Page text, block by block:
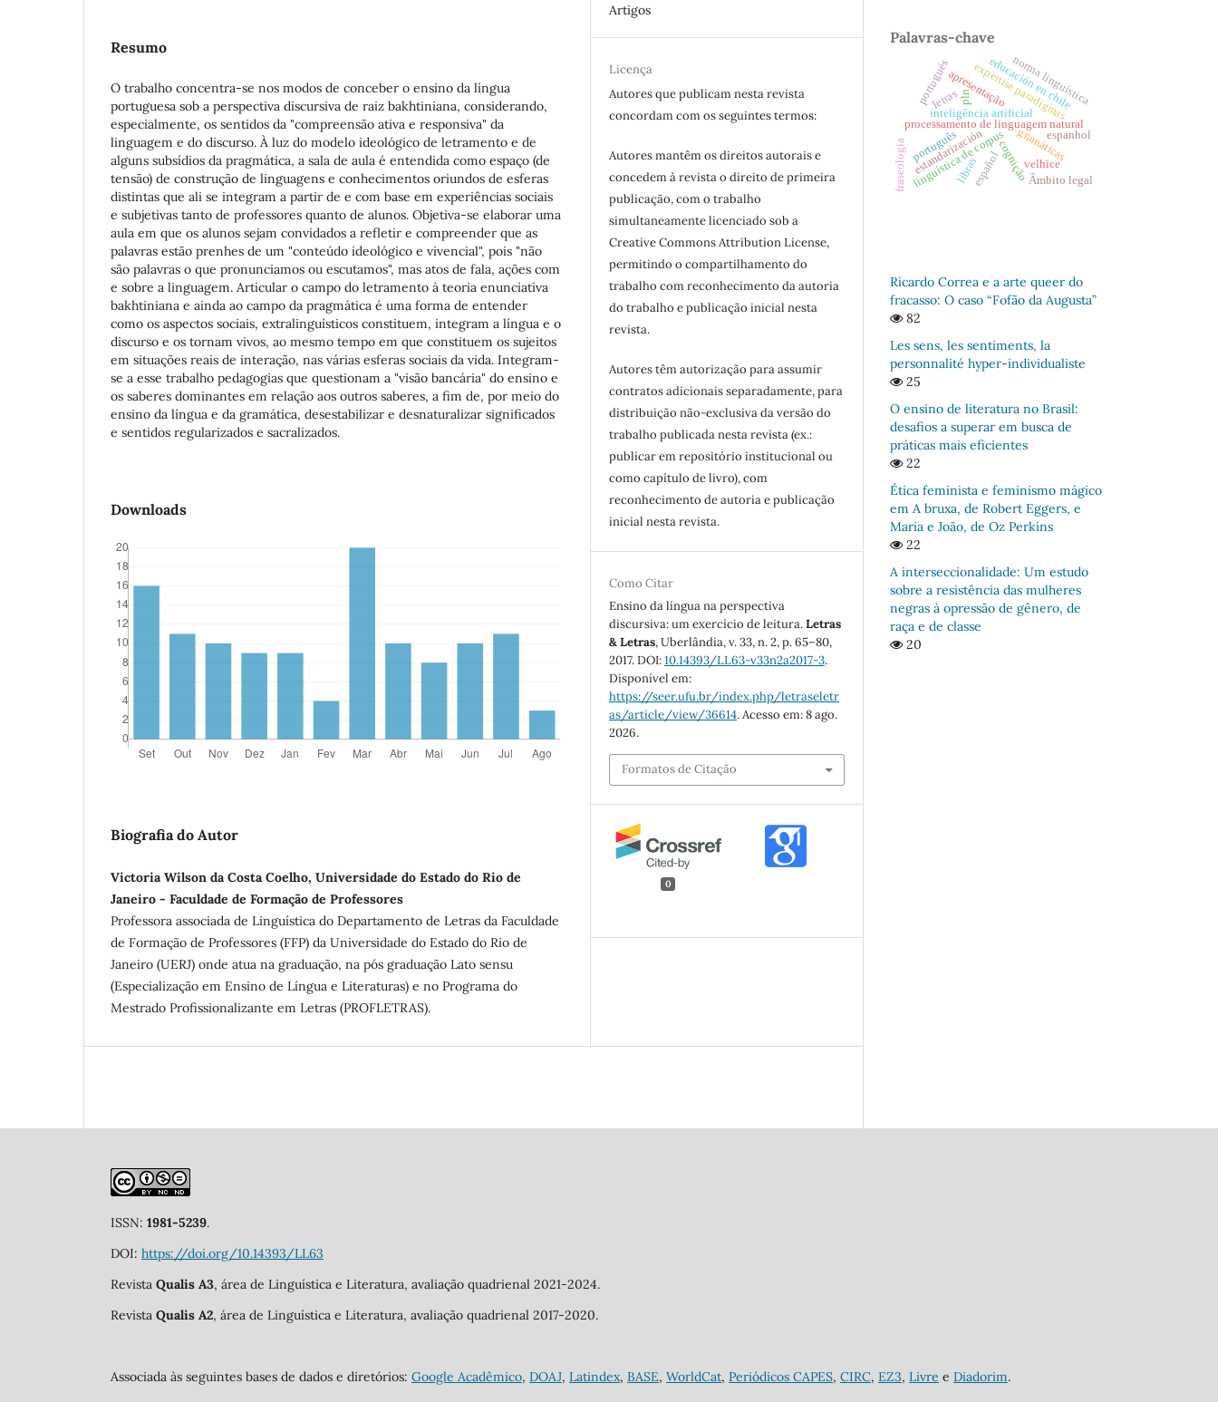
Resumo
O trabalho concentra-se nos modos de conceber o ensino da língua
portuguesa sob a perspectiva discursiva de raiz bakhtiniana, considerando,
especialmente, os sentidos da "compreensão ativa e responsiva" da
linguagem e do discurso. À luz do modelo ideológico de letramento e de
alguns subsídios da pragmática, a sala de aula é entendida como espaço (de
tensão) de construção de linguagens e conhecimentos oriundos de esferas
distintas que ali se integram a partir de e com base em experiências sociais
e subjetivas tanto de professores quanto de alunos. Objetiva-se elaborar uma
aula em que os alunos sejam convidados a refletir e compreender que as
palavras estão prenhes de um "conteúdo ideológico e vivencial", pois "não
são palavras o que pronunciamos ou escutamos", mas atos de fala, ações com
e sobre a linguagem. Articular o campo do letramento à teoria enunciativa
bakhtiniana e ainda ao campo da pragmática é uma forma de entender
como os aspectos sociais, extralinguísticos constituem, integram a língua e o
discurso e os tornam vivos, ao mesmo tempo em que constituem os sujeitos
em situações reais de interação, nas várias esferas sociais da vida. Integram-
se a esse trabalho pedagogias que questionam a "visão bancária" do ensino e
os saberes dominantes em relação aos outros saberes, a fim de, por meio do
ensino da língua e da gramática, desestabilizar e desnaturalizar significados
e sentidos regularizados e sacralizados.
Downloads
Biografia do Autor
Victoria Wilson da Costa Coelho, Universidade do Estado do Rio de
Janeiro - Faculdade de Formação de Professores
Professora associada de Linguística do Departamento de Letras da Faculdade
de Formação de Professores (FFP) da Universidade do Estado do Rio de
Janeiro (UERJ) onde atua na graduação, na pós graduação Lato sensu
(Especialização em Ensino de Língua e Literaturas) e no Programa do
Mestrado Profissionalizante em Letras (PROFLETRAS).
Artigos
Licença
Autores que publicam nesta revista
concordam com os seguintes termos:
Autores mantêm os direitos autorais e
concedem à revista o direito de primeira
publicação, com o trabalho
simultaneamente licenciado sob a
Creative Commons Attribution License,
permitindo o compartilhamento do
trabalho com reconhecimento da autoria
do trabalho e publicação inicial nesta
revista.
Autores têm autorização para assumir
contratos adicionais separadamente, para
distribuição não-exclusiva da versão do
trabalho publicada nesta revista (ex.:
publicar em repositório institucional ou
como capítulo de livro), com
reconhecimento de autoria e publicação
inicial nesta revista.
Como Citar
Ensino da língua na perspectiva
discursiva: um exercício de leitura.Letras
& Letras, Uberlândia, v. 33, n. 2, p. 65–80,
2017. DOI:10.14393/LL63-v33n2a2017-3.
Disponível em:
https://seer.ufu.br/index.php/letraseletr
as/article/view/36614. Acesso em: 8 ago.
2026.
Formatos de Citação
0
Palavras-chave
linguística de corpus
processamento de linguagem natural
inteligência artificial
letrasapresentação
cognição
expertise paradigmas
estandarización
educación en chile
gramáticas
portugués
español
norma linguística
português espanhol
Âmbito legal
libras
fraseologia
pln
velhice
Ricardo Correa e a arte queer do
fracasso: O caso “Fofão da Augusta”
82
Les sens, les sentiments, la
personnalité hyper-individualiste
25
O ensino de literatura no Brasil:
desafios a superar em busca de
práticas mais eficientes
22
Ética feminista e feminismo mágico
em A bruxa, de Robert Eggers, e
Maria e João, de Oz Perkins
22
A interseccionalidade: Um estudo
sobre a resistência das mulheres
negras à opressão de gênero, de
raça e de classe
20
ISSN: 1981-5239.
DOI: https://doi.org/10.14393/LL63
Revista Qualis A3, área de Linguística e Literatura, avaliação quadrienal 2021-2024.
Revista Qualis A2, área de Linguística e Literatura, avaliação quadrienal 2017-2020.
Associada às seguintes bases de dados e diretórios: Google Acadêmico, DOAJ, Latindex, BASE, WorldCat, Periódicos CAPES, CIRC, EZ3, Livre e Diadorim.